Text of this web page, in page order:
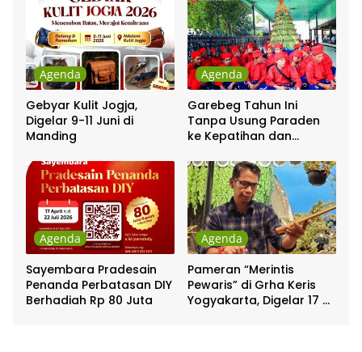
Agenda
Gebyar Kulit Jogja,
Digelar 9-11 Juni di
Manding
Agenda
Garebeg Tahun Ini
Tanpa Usung Paraden
ke Kepatihan dan
Agenda
Sayembara Pradesain
Penanda Perbatasan DIY
Berhadiah Rp 80 Juta
Agenda
Pameran “Merintis
Pewaris” di Grha Keris
Yogyakarta, Digelar 17 –